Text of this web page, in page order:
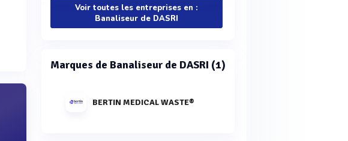
Voir toutes les entreprises en :
Banaliseur de DASRI
Marques de Banaliseur de DASRI (1)
BERTIN MEDICAL WASTE®